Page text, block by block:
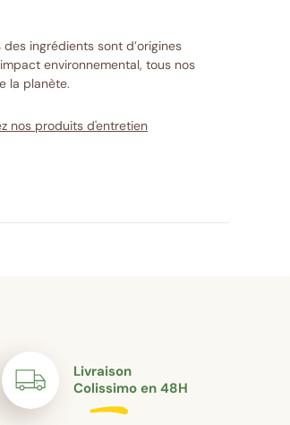
ingrédients sont d’origines
environnemental, tous nos
la planète.
nos produits d'entretien
Livraison
Colissimo en 48H